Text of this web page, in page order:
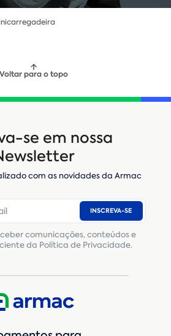
Voltar para o topo
se em nossa
com as novidades da Armac
INSCREVA-SE
comunicações, conteúdos e
da Política de Privacidade.